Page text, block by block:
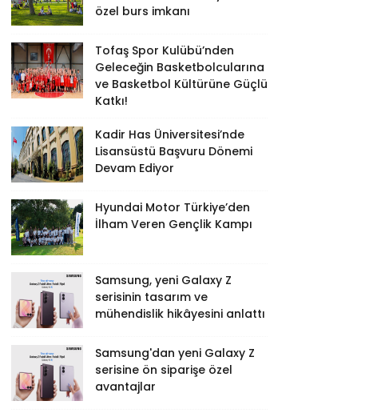
özel burs imkanı
Tofaş Spor Kulübü’nden
Geleceğin Basketbolcularına
ve Basketbol Kültürüne Güçlü
Katkı!
Kadir Has Üniversitesi’nde
Lisansüstü Başvuru Dönemi
Devam Ediyor
Hyundai Motor Türkiye’den
İlham Veren Gençlik Kampı
Samsung, yeni Galaxy Z
serisinin tasarım ve
mühendislik hikâyesini anlattı
Samsung'dan yeni Galaxy Z
serisine ön siparişe özel
avantajlar